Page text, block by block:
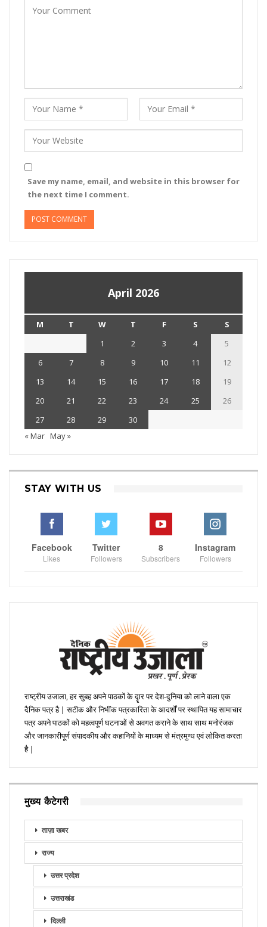
Save my name, email, and website in this browser for
the next time I comment.
April 2026
M T W T F S
S
1
2 3 4
5
6
7 8 9 10 11
12
13
14 15 16 17 18
19
20
21 22 23 24 25
26
27
28 29
30
« Mar May »
STAY WITH US
Facebook
Likes
Twitter
Followers
8
Subscribers
Instagram
Followers
राष्ट्रीय उजाला, हर सुबह अपने पाठकों के दॄार पर देश-दुनिया को लाने वाला एक
दैनिक पत्र है | सटीक और निभींक पत्रकारिता के आदर्शों पर स्थापित यह सामाचार
पत्र अपने पाठकों को महत्वपूर्ण घटनाओं से अवगत कराने के साथ साथ मनोरंजक
और जानकारीपूर्ण संपादकीय और कहानियों के माध्यम से मंत्रमुग्ध एवं लोकित करता
है |
मुख्य कैटेगरी
ताज़ा खबर
राज्य
उत्तर प्रदेश
उत्तराखंड
दिल्ली